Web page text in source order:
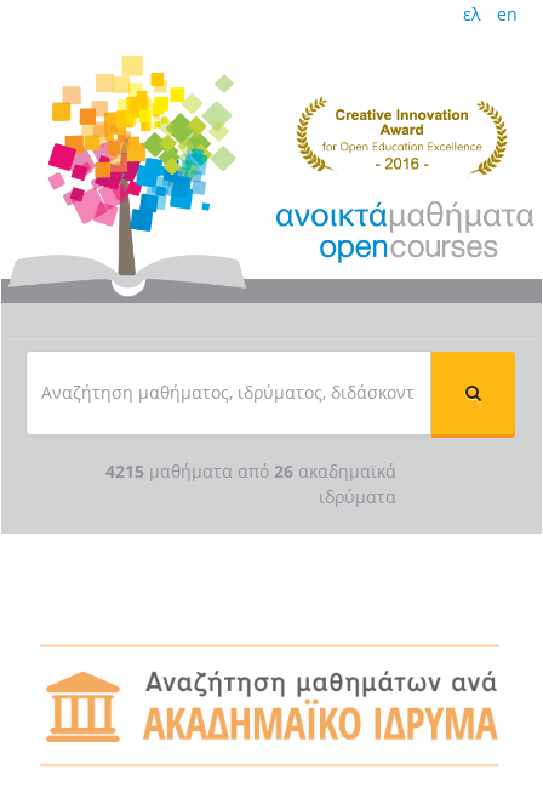
ελ en
4215 μαθήματα από 26 ακαδημαϊκά
ιδρύματα